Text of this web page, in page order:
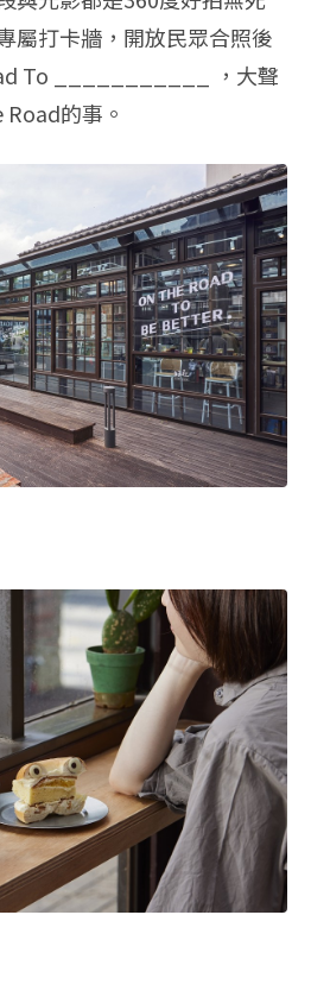
屬打卡牆，開放民眾合照後
To ___________ ，大聲
的事。